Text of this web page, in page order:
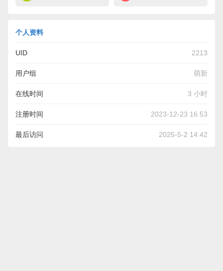
个人资料
UID 2213
用户组 萌新
在线时间 3 小时
注册时间 2023-12-23 16:53
最后访问 2025-5-2 14:42